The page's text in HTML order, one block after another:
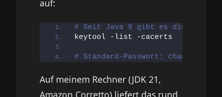
auf:
# Seit Java 9 gibt es die
keytool -list -cacerts
# Standard-Passwort: changeit
Auf meinem Rechner (JDK 21,
Amazon Corretto) liefert das rund